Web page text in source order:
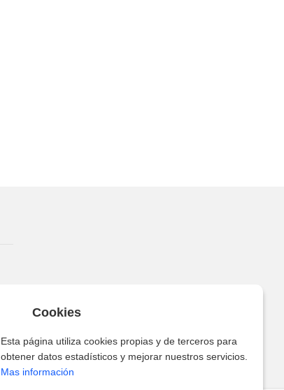
Cookies
Esta página utiliza cookies propias y de terceros para
obtener datos estadísticos y mejorar nuestros servicios.
Mas información